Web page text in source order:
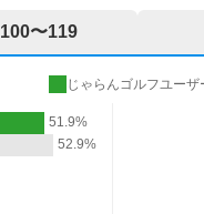
100〜119
じゃらんゴルフユーザ
51.9%
52.9%